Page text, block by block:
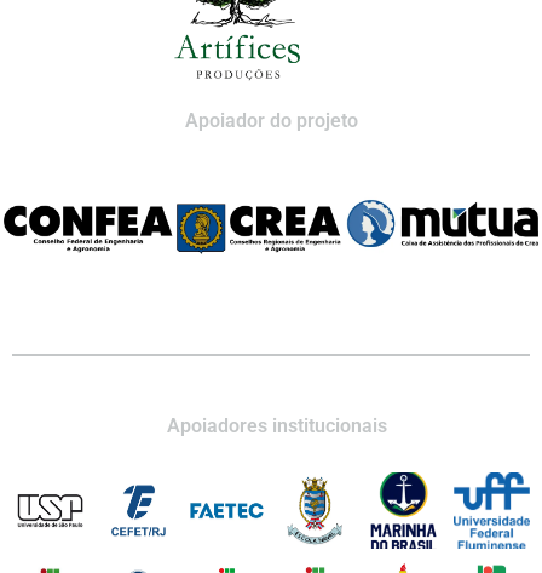
Apoiador do projeto
Apoiadores institucionais